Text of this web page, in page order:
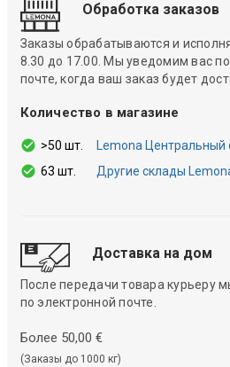
Обработка заказов
Заказы обрабатываются и
8.30 до 17.00. Мы уведомим вас
почте, когда ваш заказ будет
Количество в магазине
>50 шт.
Lemona Центральный
63 шт.
Другие склады
Доставка на дом
После передачи товара курьеру
по электронной почте.
Более 50,00 €
(Заказы до 1000 кг)